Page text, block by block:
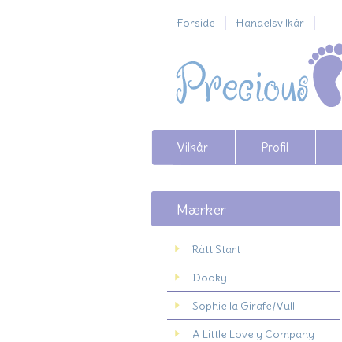
Forside Handelsvilkår
Vilkår Profil
Mærker
Rätt Start
Dooky
Sophie la Girafe/Vulli
A Little Lovely Company